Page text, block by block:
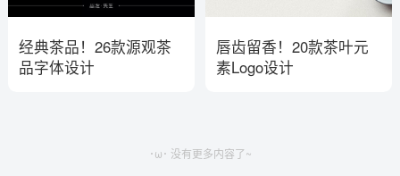
经典茶品！26款源观茶
品字体设计
唇齿留香！20款茶叶元
素Logo设计
･ω･ 没有更多内容了~